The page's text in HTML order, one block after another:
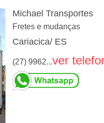
Michael Transportes
Fretes e mudanças
Cariacica/ ES
(27) 9962...ver